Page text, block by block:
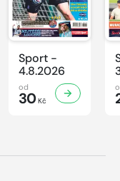
Sport -
4.8.2026
od
30Kč